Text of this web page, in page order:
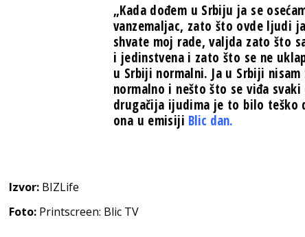
„Kada dođem u Srbiju ja se
vanzemaljac, zato što ovde ljudi
shvate moj rade, valjda zato što
i jedinstvena i zato što se ne
u Srbiji normalni. Ja u Srbiji
normalno i nešto što se viđa svaki
drugačija ijudima je to bilo teško
ona u emisiji Blic dan.
Izvor: BIZLife
Foto: Printscreen: Blic TV